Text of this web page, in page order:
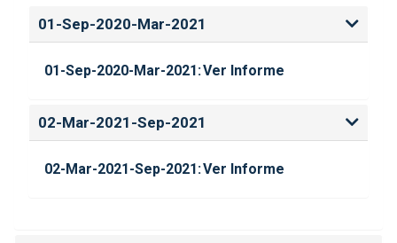
01-Sep-2020-Mar-2021
01-Sep-2020-Mar-2021:Ver Informe
02-Mar-2021-Sep-2021
02-Mar-2021-Sep-2021:Ver Informe